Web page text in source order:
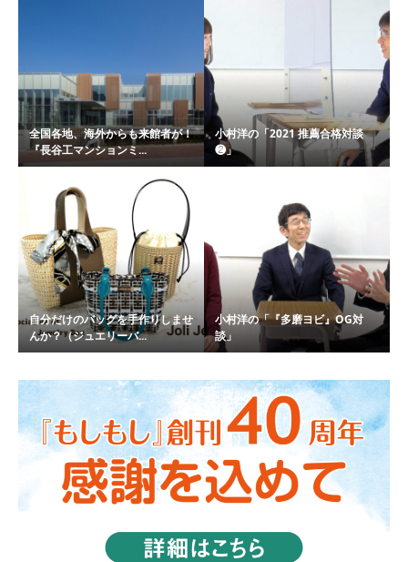
全国各地、海外からも来館者が！
『長谷工マンションミ...
小村洋の「2021 推薦合格対談
❷」
自分だけのバッグを手作りしませ
んか？（ジュエリーバ...
小村洋の「『多磨ヨビ』OG対
談」